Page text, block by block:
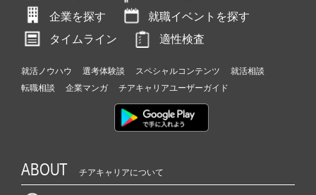
企業を探す
就職イベントを探す
タイムライン
適性検査
就活ノウハウ 選考体験談 スペシャルコンテンツ
就活相談
転職相談
企業マンガ チアキャリアユーザーガイド
ABOUT チアキャリアについて